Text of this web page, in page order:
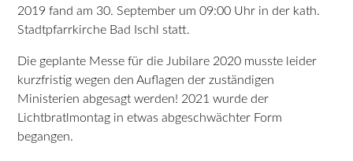
2019 fand am 30. September um 09:00 Uhr in der kath.
Stadtpfarrkirche Bad Ischl statt.
Die geplante Messe für die Jubilare 2020 musste leider
kurzfristig wegen den Auflagen der zuständigen
Ministerien abgesagt werden! 2021 wurde der
Lichtbratlmontag in etwas abgeschwächter Form
begangen.